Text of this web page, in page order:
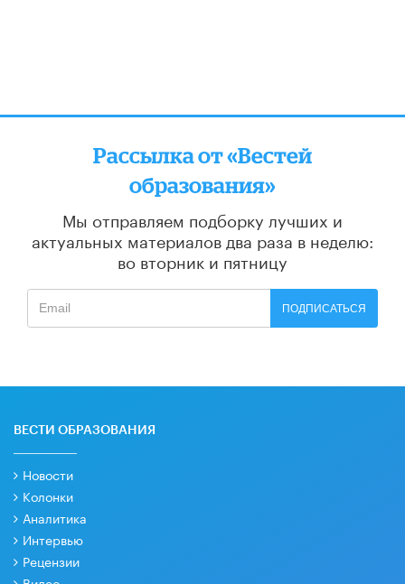
Рассылка от «Вестей
образования»
Мы отправляем подборку лучших и
актуальных материалов два раза в неделю:
во вторник и пятницу
ПОДПИСАТЬСЯ
ВЕСТИ ОБРАЗОВАНИЯ
Новости
Колонки
Аналитика
Интервью
Рецензии